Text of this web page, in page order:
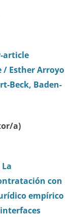
article
/ Esther Arroyo
Beck, Baden-
a)
con
empírico